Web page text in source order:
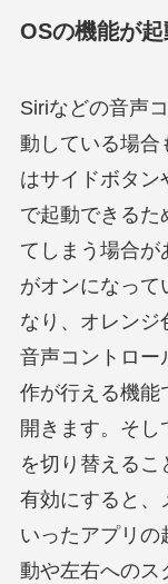
OSの機能が起
Siriなどの音声
動している場合
はサイドボタン
で起動できるた
てしまう場合が
がオンになって
なり、オレンジ
音声コントロー
作が行える機能
開きます。そし
を切り替えるこ
有効にすると、
いったアプリの
動や左右へのス